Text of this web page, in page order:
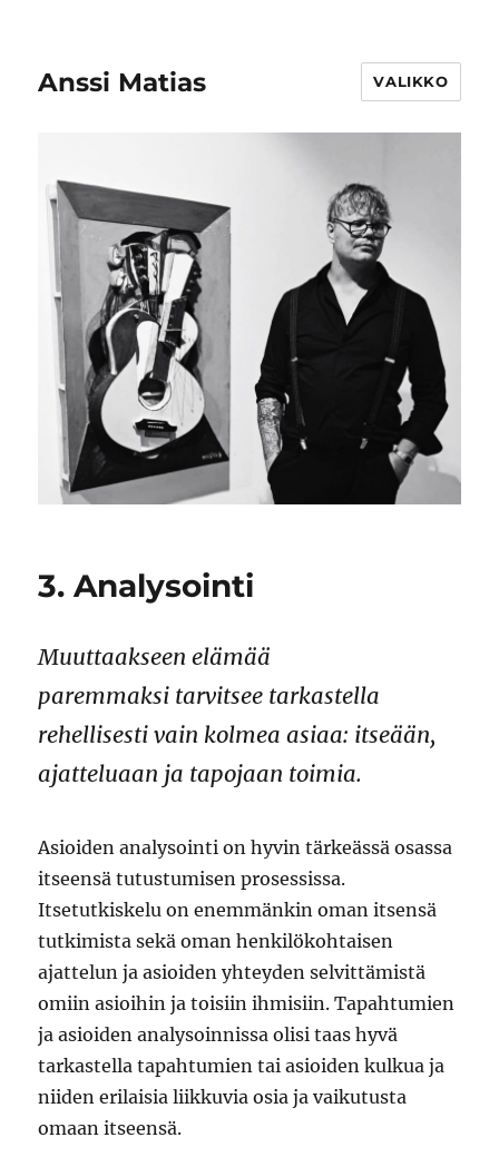
Anssi Matias VALIKKO
3. Analysointi
Muuttaakseen elämää
paremmaksi tarvitsee tarkastella
rehellisesti vain kolmea asiaa: itseään,
ajatteluaan ja tapojaan toimia.
Asioiden analysointi on hyvin tärkeässä osassa
itseensä tutustumisen prosessissa.
Itsetutkiskelu on enemmänkin oman itsensä
tutkimista sekä oman henkilökohtaisen
ajattelun ja asioiden yhteyden selvittämistä
omiin asioihin ja toisiin ihmisiin. Tapahtumien
ja asioiden analysoinnissa olisi taas hyvä
tarkastella tapahtumien tai asioiden kulkua ja
niiden erilaisia liikkuvia osia ja vaikutusta
omaan itseensä.